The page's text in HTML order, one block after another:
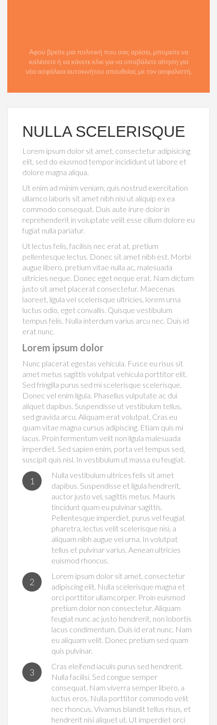
Αφού βρείτε μια πολιτική που σας αρέσει, μπορείτε να
καλέσετε ή να κάνετε κλικ για να υποβάλετε αίτηση για
νέα ασφάλεια αυτοκινήτου απευθείας με τον ασφαλιστή.
NULLA SCELERISQUE
Lorem ipsum dolor sit amet, consectetur adipisicing
elit, sed do eiusmod tempor incididunt ut labore et
dolore magna aliqua.
Ut enim ad minim veniam, quis nostrud exercitation
ullamco laboris sit amet nibh nisi ut aliquip ex ea
commodo consequat. Duis aute irure dolor in
reprehenderit in voluptate velit esse cillum dolore eu
fugiat nulla pariatur.
Ut lectus felis, facilisis nec erat at, pretium
pellentesque lectus. Donec sit amet nibh est. Morbi
augue libero, pretium vitae nulla ac, malesuada
ultricies neque. Donec eget neque erat. Nam dictum
justo sit amet placerat consectetur. Maecenas
laoreet, ligula vel scelerisque ultricies, lorem urna
luctus odio, eget convallis. Quisque vestibulum
tempus felis. Nulla interdum varius arcu nec. Duis id
erat nunc.
Lorem ipsum dolor
Nunc placerat egestas vehicula. Fusce eu risus sit
amet metus sagittis volutpat vehicula porttitor elit.
Sed fringilla purus sed mi scelerisque scelerisque.
Donec vel enim ligula. Phasellus vulputate ac dui
aliquet dapibus. Suspendisse ut vestibulum tellus,
sed gravida arcu. Aliquam erat volutpat. Cras eu
quam vitae magna cursus adipiscing. Etiam quis mi
lacus. Proin fermentum velit non ligula malesuada
imperdiet. Sed sapien enim, porta vel tempus sed,
suscipit quis nisl. In vestibulum ut massa eu feugiat.
1
Nulla vestibulum ultrices felis sit amet
dapibus. Suspendisse et ligula hendrerit,
auctor justo vel, sagittis metus. Mauris
tincidunt quam eu pulvinar sagittis.
Pellentesque imperdiet, purus vel feugiat
pharetra, lectus velit scelerisque nisi, a
aliquam nibh augue vel urna. In volutpat
tellus et pulvinar varius. Aenean ultricies
euismod rhoncus.
2
Lorem ipsum dolor sit amet, consectetur
adipiscing elit. Nulla scelerisque magna et
orci porttitor ullamcorper. Proin euismod
pretium dolor non consectetur. Aliquam
feugiat nunc ac justo hendrerit, non lobortis
lacus condimentum. Duis id erat nunc. Nam
eu aliquam velit. Donec pretium sed quam
quis pulvinar.
3
Cras eleifend iaculis purus sed hendrerit.
Nulla facilisi. Sed congue semper
consequat. Nam viverra semper libero, a
luctus eros. Nulla porttitor commodo velit
nec rhoncus. Vivamus blandit tellus risus, et
hendrerit nisi aliquet ut. Ut imperdiet orci